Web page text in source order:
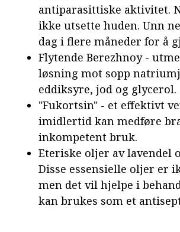
antiparasittiske aktivitet.
ikke utsette huden. Unn
dag i flere måneder for å
Flytende Berezhnoy -
løsning mot sopp
eddiksyre, jod og glycerol.
"Fukortsin" - et effektivt
imidlertid kan medføre
inkompetent bruk.
Eteriske oljer av lavendel
Disse essensielle oljer er
men det vil hjelpe i
kan brukes som et